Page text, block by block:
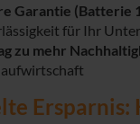
Garantie (Batterie
für Ihr
zu mehr
Ersparnis: